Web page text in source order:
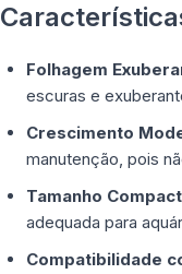
Folhagem
escuras e
Crescimento
manutenção, pois
Tamanho
adequada para
Compatibilidade